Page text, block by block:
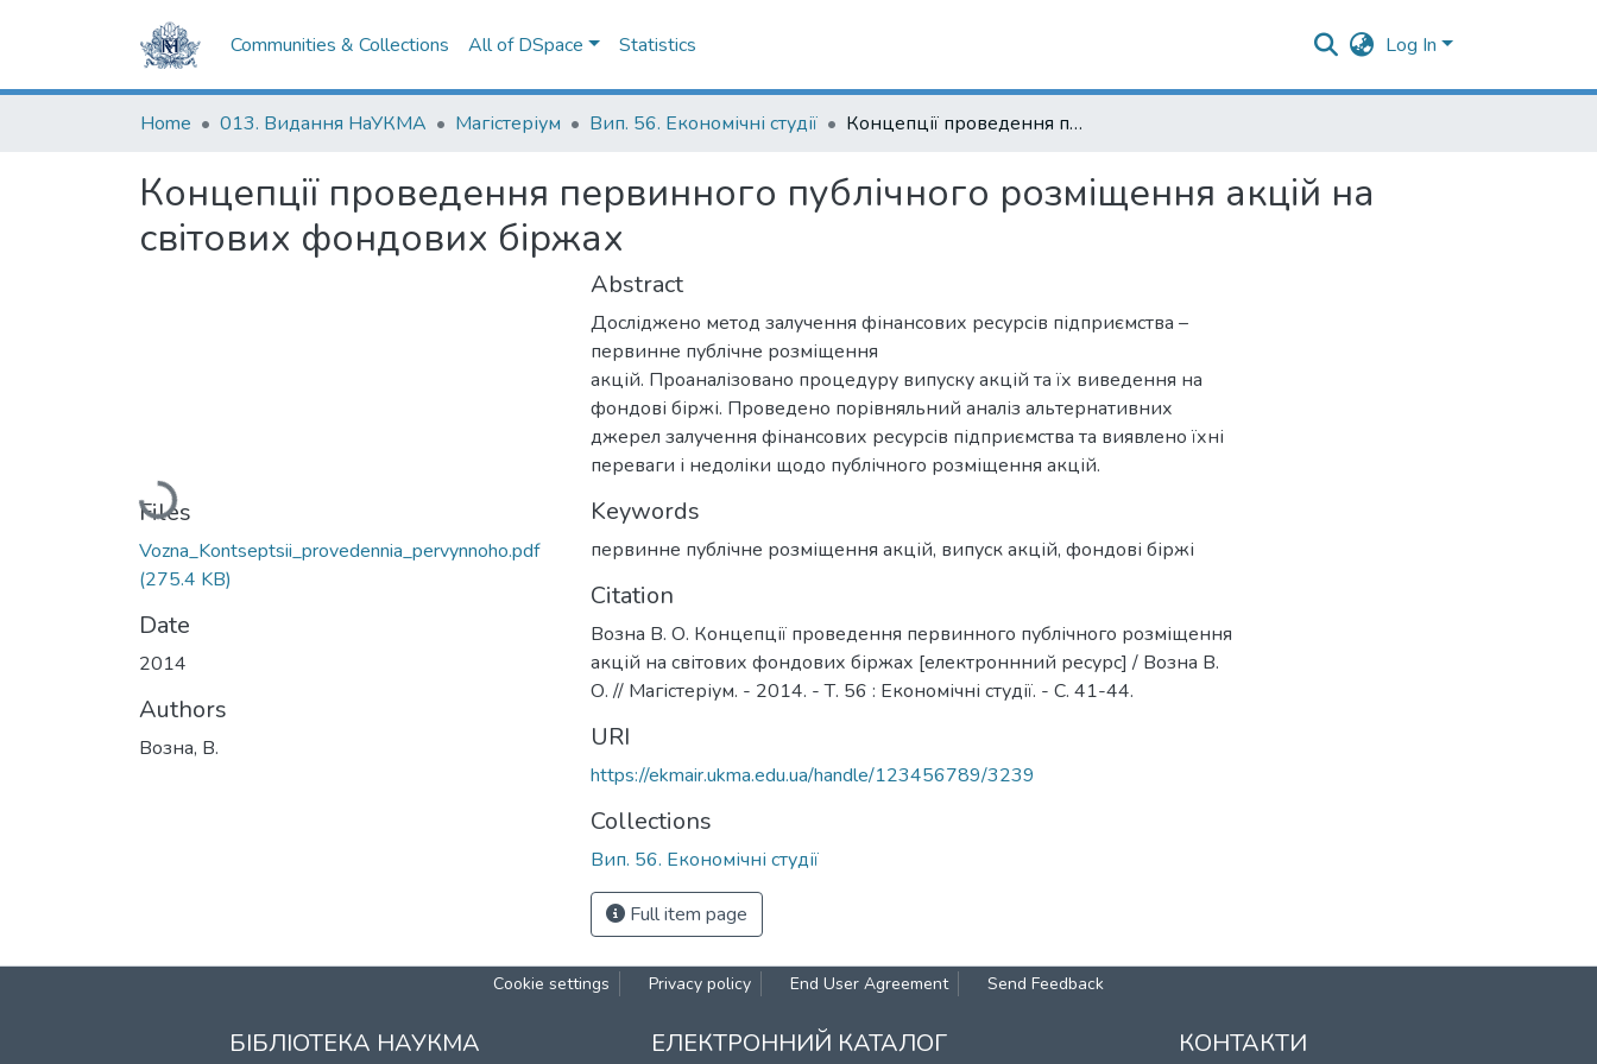
Communities & Collections All of DSpace Statistics Log In
Home 013. Видання НаУКМА Магістеріум Вип. 56. Економічні студії Концепції проведення первинного публічного розміщення акцій на світових фондових біржах
Концепції проведення первинного публічного розміщення акцій на
світових фондових біржах
Loading...
Files
Vozna_Kontseptsii_provedennia_pervynnoho.pdf
(275.4 KB)
Date
2014
Authors
Возна, В.
Abstract
Досліджено метод залучення фінансових ресурсів підприємства –
первинне публічне розміщення
акцій. Проаналізовано процедуру випуску акцій та їх виведення на
фондові біржі. Проведено порівняльний аналіз альтернативних
джерел залучення фінансових ресурсів підприємства та виявлено їхні
переваги і недоліки щодо публічного розміщення акцій.
Keywords
первинне публічне розміщення акцій, випуск акцій, фондові біржі
Citation
Возна В. О. Концепції проведення первинного публічного розміщення
акцій на світових фондових біржах [електроннний ресурс] / Возна В.
О. // Магістеріум. - 2014. - Т. 56 : Економічні студії. - С. 41-44.
URI
https://ekmair.ukma.edu.ua/handle/123456789/3239
Collections
Вип. 56. Економічні студії
Full item page
Cookie settings Privacy policy End User Agreement Send Feedback
БІБЛІОТЕКА НАУКМА ЕЛЕКТРОННИЙ КАТАЛОГ КОНТАКТИ